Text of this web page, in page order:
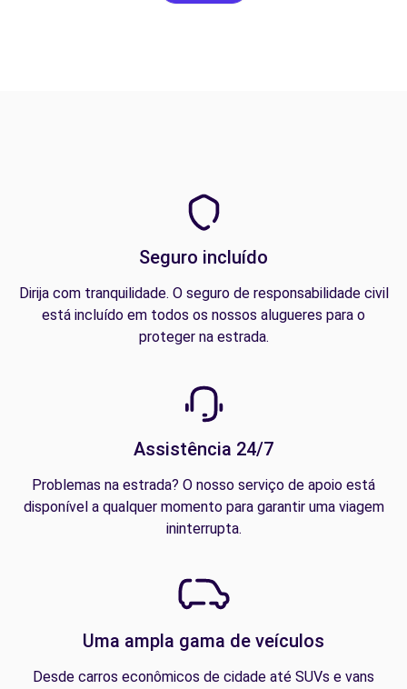
Seguro incluído
Dirija com tranquilidade. O seguro de responsabilidade civil
está incluído em todos os nossos alugueres para o
proteger na estrada.
Assistência 24/7
Problemas na estrada? O nosso serviço de apoio está
disponível a qualquer momento para garantir uma viagem
ininterrupta.
Uma ampla gama de veículos
Desde carros econômicos de cidade até SUVs e vans